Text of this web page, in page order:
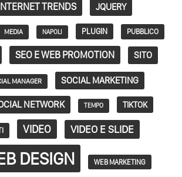
TRENDS JQUERY
MEDIA NAPOLI PLUGIN PUBBLICO
SEO E WEB PROMOTION SITO
MANAGER SOCIAL MARKETING
NETWORK TEMPO TIKTOK
VIDEO VIDEO E SLIDE
DESIGN WEB MARKETING